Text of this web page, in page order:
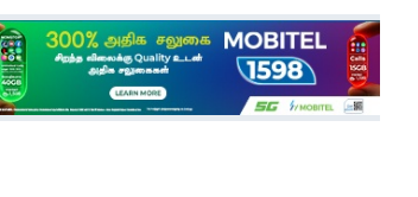
இது அதனுடன் சம்பந்தப்பட்ட
கேள்விதான் ஐயா!
பல மாணவர்களின் எதிர்காலம்